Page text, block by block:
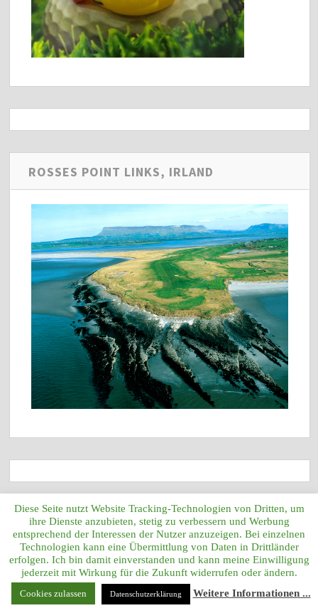
ROSSES POINT LINKS, IRLAND
LET GOLFERIN ANN-KATHRIN LINDNER &
ANNELIE
Diese Seite nutzt Website Tracking-Technologien von Dritten, um
ihre Dienste anzubieten, stetig zu verbessern und Werbung
entsprechend der Interessen der Nutzer anzuzeigen. Bei einzelnen
Technologien kann eine Übermittlung von Daten in Drittländer
erfolgen. Ich bin damit einverstanden und kann meine Einwilligung
jederzeit mit Wirkung für die Zukunft widerrufen oder ändern.
Cookies zulassen Datenschutzerklärung Weitere Informationen ...